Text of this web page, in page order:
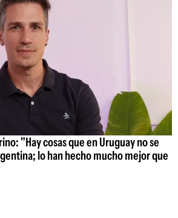
"Hay cosas que en Uruguay no se
lo han hecho mucho mejor que